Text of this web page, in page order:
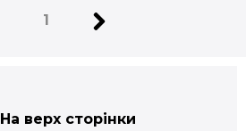
1
На верх сторінки